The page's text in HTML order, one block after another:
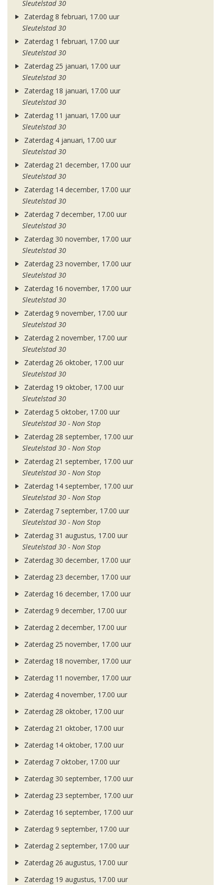
Sleutelstad 30
Zaterdag 8 februari, 17.00 uur
Sleutelstad 30
Zaterdag 1 februari, 17.00 uur
Sleutelstad 30
Zaterdag 25 januari, 17.00 uur
Sleutelstad 30
Zaterdag 18 januari, 17.00 uur
Sleutelstad 30
Zaterdag 11 januari, 17.00 uur
Sleutelstad 30
Zaterdag 4 januari, 17.00 uur
Sleutelstad 30
Zaterdag 21 december, 17.00 uur
Sleutelstad 30
Zaterdag 14 december, 17.00 uur
Sleutelstad 30
Zaterdag 7 december, 17.00 uur
Sleutelstad 30
Zaterdag 30 november, 17.00 uur
Sleutelstad 30
Zaterdag 23 november, 17.00 uur
Sleutelstad 30
Zaterdag 16 november, 17.00 uur
Sleutelstad 30
Zaterdag 9 november, 17.00 uur
Sleutelstad 30
Zaterdag 2 november, 17.00 uur
Sleutelstad 30
Zaterdag 26 oktober, 17.00 uur
Sleutelstad 30
Zaterdag 19 oktober, 17.00 uur
Sleutelstad 30
Zaterdag 5 oktober, 17.00 uur
Sleutelstad 30 - Non Stop
Zaterdag 28 september, 17.00 uur
Sleutelstad 30 - Non Stop
Zaterdag 21 september, 17.00 uur
Sleutelstad 30 - Non Stop
Zaterdag 14 september, 17.00 uur
Sleutelstad 30 - Non Stop
Zaterdag 7 september, 17.00 uur
Sleutelstad 30 - Non Stop
Zaterdag 31 augustus, 17.00 uur
Sleutelstad 30 - Non Stop
Zaterdag 30 december, 17.00 uur
Zaterdag 23 december, 17.00 uur
Zaterdag 16 december, 17.00 uur
Zaterdag 9 december, 17.00 uur
Zaterdag 2 december, 17.00 uur
Zaterdag 25 november, 17.00 uur
Zaterdag 18 november, 17.00 uur
Zaterdag 11 november, 17.00 uur
Zaterdag 4 november, 17.00 uur
Zaterdag 28 oktober, 17.00 uur
Zaterdag 21 oktober, 17.00 uur
Zaterdag 14 oktober, 17.00 uur
Zaterdag 7 oktober, 17.00 uur
Zaterdag 30 september, 17.00 uur
Zaterdag 23 september, 17.00 uur
Zaterdag 16 september, 17.00 uur
Zaterdag 9 september, 17.00 uur
Zaterdag 2 september, 17.00 uur
Zaterdag 26 augustus, 17.00 uur
Zaterdag 19 augustus, 17.00 uur